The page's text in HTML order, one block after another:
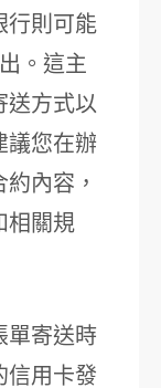
行則可能
。這主
送方式以
議您在辦
內容，
相關規
單寄送時
信用卡發